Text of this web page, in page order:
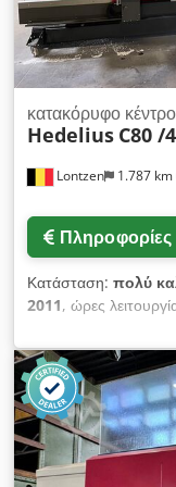
αποβλήτων: ναι
5000 mm Ύψος:
Lontzen 1.787 km
κατακόρυφο
Hedelius C80 /
Πληροφορίες
Κατάσταση: πολύ
2011, ώρες
,
800 χιλ., διαδρομή
χιλ., μήκος
Διαδρομή Χ: 1800
mm Διαστάσεις
Uxpegmoha
λειτουργίας